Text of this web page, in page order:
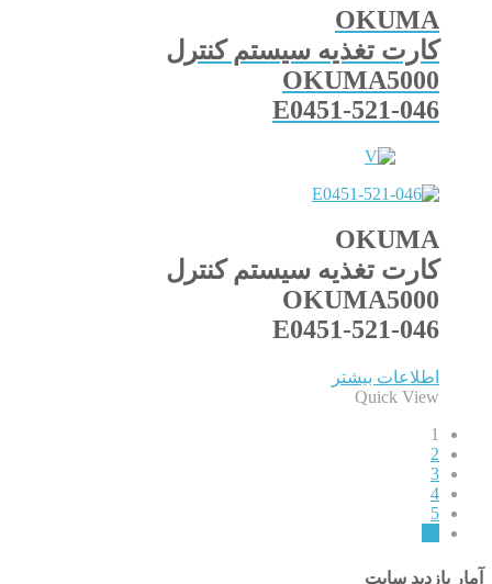
OKUMA
کارت تغذیه سیستم کنترل
OKUMA5000
E0451-521-046
OKUMA
کارت تغذیه سیستم کنترل
OKUMA5000
E0451-521-046
اطلاعات بیشتر
Quick View
1
2
3
4
5
آمار بازدید سایت